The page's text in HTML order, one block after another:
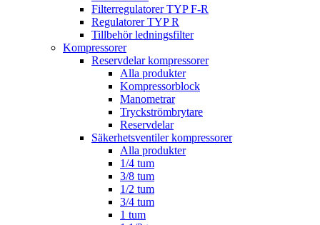
Filterregulatorer TYP F-R
Regulatorer TYP R
Tillbehör ledningsfilter
Kompressorer
Reservdelar kompressorer
Alla produkter
Kompressorblock
Manometrar
Tryckströmbrytare
Reservdelar
Säkerhetsventiler kompressorer
Alla produkter
1/4 tum
3/8 tum
1/2 tum
3/4 tum
1 tum